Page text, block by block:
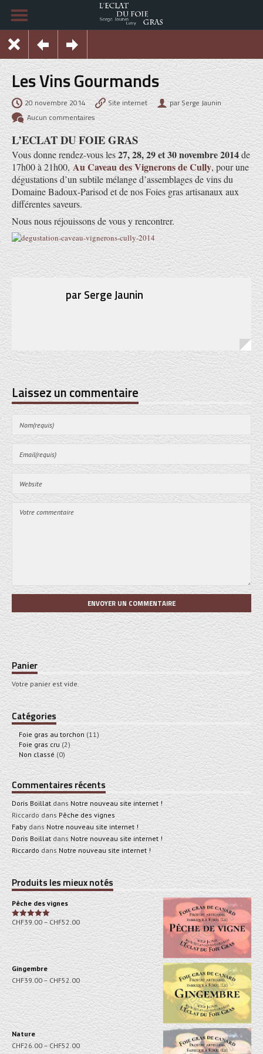
Les Vins Gourmands
20 novembre 2014 Site internet
par Serge Jaunin
Aucun commentaires
L’ECLAT DU FOIE GRAS
Vous donne rendez-vous les27, 28, 29 et 30 novembre2014de
17h00 à 21h00, Au Caveau des Vignerons de Cully, pour une
dégustations d’un subtile mélange d’assemblages de vins du
Domaine Badoux-Parisod et de nos Foies gras artisanaux aux
différentes saveurs.
Nous nous réjouissons de vous y rencontrer.
par Serge Jaunin
Laissez un commentaire
ENVOYER UN COMMENTAIRE
Panier
Votre panier est vide.
Catégories
Foie gras au torchon (11)
Foie gras cru (2)
Non classé (0)
Commentaires récents
Doris Boillatdans Notre nouveau site internet !
RiccardodansPêche des vignes
Fabydans Notre nouveau site internet !
Doris BoillatdansNotre nouveau site internet !
Riccardodans Notre nouveau site internet !
Produits les mieux notés
Pêche des vignes
Note5.00
sur 5
CHF39.00–CHF52.00
Gingembre
CHF39.00–CHF52.00
Nature
CHF26.00– CHF52.00